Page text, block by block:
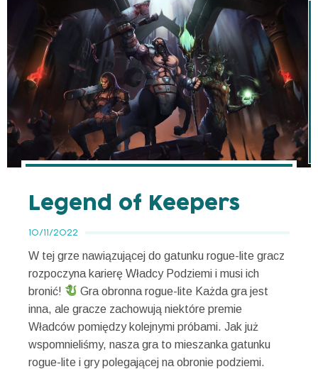
Legend of Keepers
10/11/2022
W tej grze nawiązującej do gatunku rogue-lite gracz
rozpoczyna karierę Władcy Podziemi i musi ich
bronić!
Gra obronna rogue-lite Każda gra jest
inna, ale gracze zachowują niektóre premie
Władców pomiędzy kolejnymi próbami. Jak już
wspomnieliśmy, nasza gra to mieszanka gatunku
rogue-lite i gry polegającej na obronie podziemi.